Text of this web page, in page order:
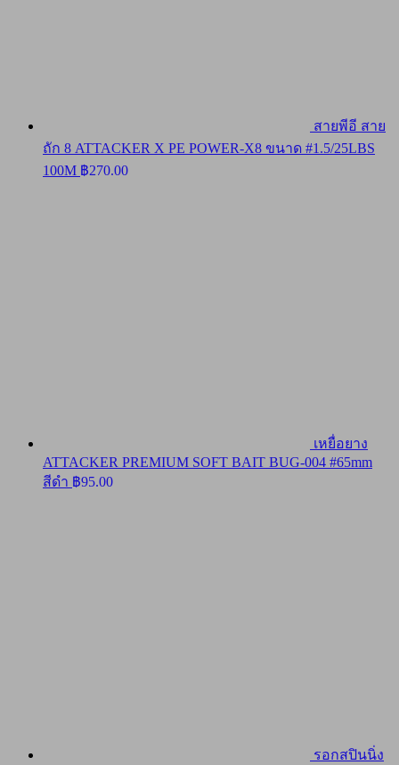
สายพีอี สาย
ถัก 8 ATTACKER X PE POWER-X8 ขนาด #1.5/25LBS
100M ฿270.00
เหยื่อยาง
ATTACKER PREMIUM SOFT BAIT BUG-004 #65mm
สีดำ ฿95.00
รอกสปินนิ่ง